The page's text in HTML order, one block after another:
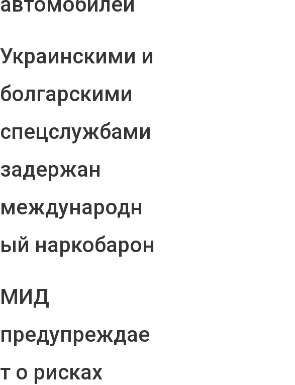
Украинскими и
болгарскими
спецслужбами
задержан
международн
ый наркобарон
МИД
предупреждае
т о рисках